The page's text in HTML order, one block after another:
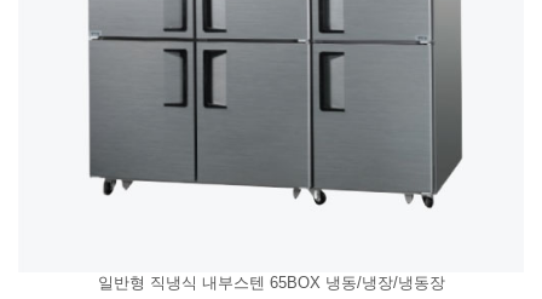
일반형 직냉식 내부스텐 65BOX 냉동/냉장/냉동장